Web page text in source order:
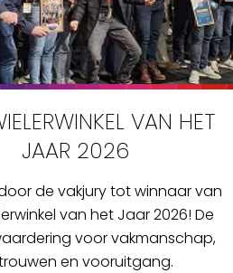
VAN HET
JAAR 2026
de vakjury tot winnaar van
van het Jaar 2026! De
voor vakmanschap,
en vooruitgang.